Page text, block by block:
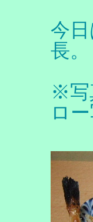
今
長。
※写
ロー